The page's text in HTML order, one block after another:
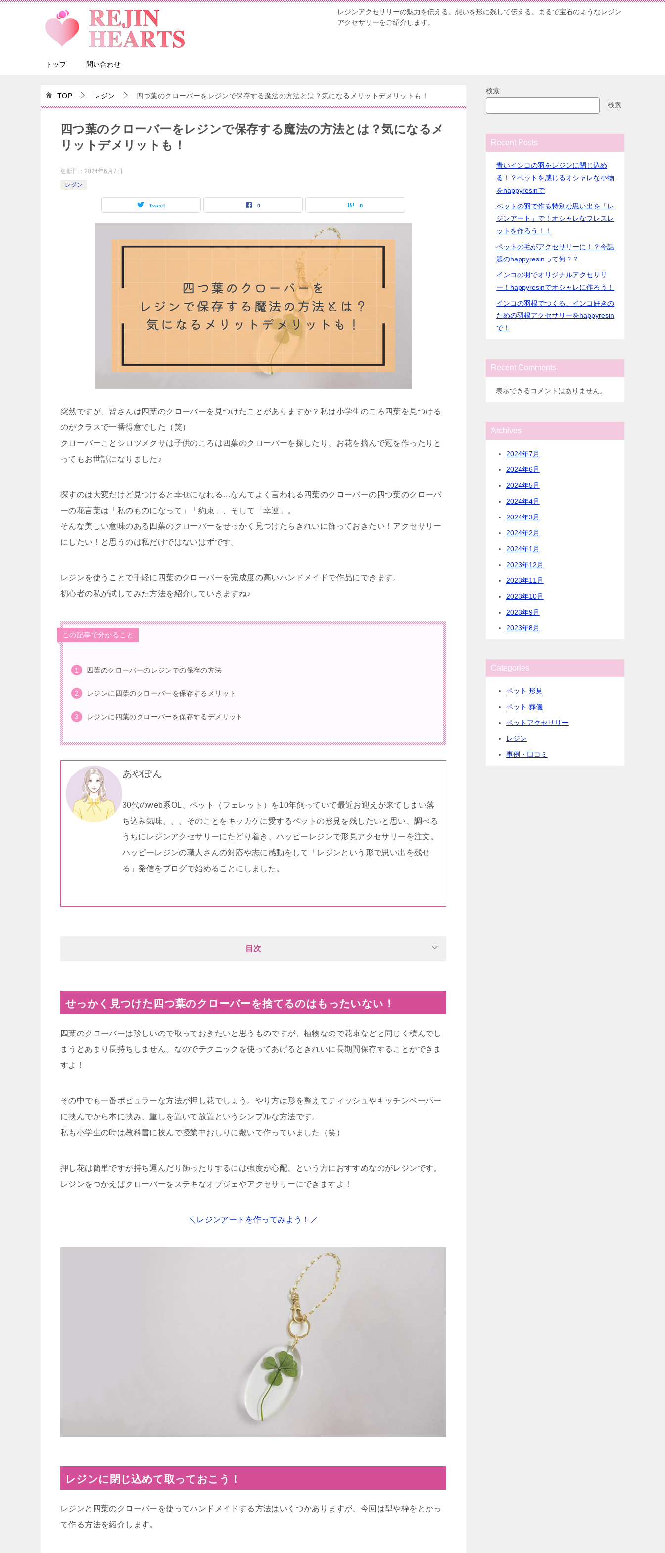
レジンアクセサリーの魅力を伝える。想いを形に残して伝える。まるで宝石のようなレジン
アクセサリーをご紹介します。
トップ 問い合わせ
TOP レジン 四つ葉のクローバーをレジンで保存する魔法の方法とは？気になるメリットデメリットも！
四つ葉のクローバーをレジンで保存する魔法の方法とは？気になるメ
リットデメリットも！
更新日： 2024年6月7日
レジン
Tweet 0 0
突然ですが、皆さんは四葉のクローバーを見つけたことがありますか？私は小学生のころ四葉を見つける
のがクラスで一番得意でした（笑）
クローバーことシロツメクサは子供のころは四葉のクローバーを探したり、お花を摘んで冠を作ったりと
ってもお世話になりました♪
探すのは大変だけど見つけると幸せになれる…なんてよく言われる四葉のクローバーの四つ葉のクローバ
ーの花言葉は「私のものになって」「約束」、そして「幸運」。
そんな美しい意味のある四葉のクローバーをせっかく見つけたらきれいに飾っておきたい！アクセサリー
にしたい！と思うのは私だけではないはずです。
レジンを使うことで手軽に四葉のクローバーを完成度の高いハンドメイドで作品にできます。
初心者の私が試してみた方法を紹介していきますね♪
この記事で分かること
四葉のクローバーのレジンでの保存の方法
レジンに四葉のクローバーを保存するメリット
レジンに四葉のクローバーを保存するデメリット
あやぽん
30代のweb系OL、ペット（フェレット）を10年飼っていて最近お迎えが来てしまい落
ち込み気味。。。そのことをキッカケに愛するペットの形見を残したいと思い、調べる
うちにレジンアクセサリーにたどり着き、ハッピーレジンで形見アクセサリーを注文。
ハッピーレジンの職人さんの対応や志に感動をして「レジンという形で思い出を残せ
る」発信をブログで始めることにしました。
目次
せっかく見つけた四つ葉のクローバーを捨てるのはもったいない！
四葉のクローバーは珍しいので取っておきたいと思うものですが、植物なので花束などと同じく積んでし
まうとあまり長持ちしません。なのでテクニックを使ってあげるときれいに長期間保存することができま
すよ！
その中でも一番ポピュラーな方法が押し花でしょう。やり方は形を整えてティッシュやキッチンペーパー
に挟んでから本に挟み、重しを置いて放置というシンプルな方法です。
私も小学生の時は教科書に挟んで授業中おしりに敷いて作っていました（笑）
押し花は簡単ですが持ち運んだり飾ったりするには強度が心配、という方におすすめなのがレジンです。
レジンをつかえばクローバーをステキなオブジェやアクセサリーにできますよ！
＼レジンアートを作ってみよう！／
レジンに閉じ込めて取っておこう！
レジンと四葉のクローバーを使ってハンドメイドする方法はいくつかありますが、今回は型や枠をとかっ
て作る方法を紹介します。
検索
検索
Recent Posts
青いインコの羽をレジンに閉じ込め
る！？ペットを感じるオシャレな小物
をhappyresinで
ペットの羽で作る特別な思い出を「レ
ジンアート」で！オシャレなブレスレ
ットを作ろう！！
ペットの毛がアクセサリーに！？今話
題のhappyresinって何？？
インコの羽でオリジナルアクセサリ
ー！happyresinでオシャレに作ろう！
インコの羽根でつくる、インコ好きの
ための羽根アクセサリーをhappyresin
で！
Recent Comments
表示できるコメントはありません。
Archives
2024年7月
2024年6月
2024年5月
2024年4月
2024年3月
2024年2月
2024年1月
2023年12月
2023年11月
2023年10月
2023年9月
2023年8月
Categories
ペット 形見
ペット 葬儀
ペットアクセサリー
レジン
事例・口コミ